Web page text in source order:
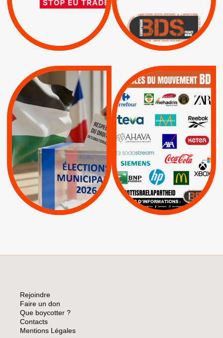
ISRAËL
| Actus Pétitions
| Boycott militaire |
Lettres d'interpellation
MUNICIPALES 2026 :
JE VOTE POUR LE
RESPECT DU DROIT
INTERNATIONAL EN
PALESTINE
APPELS | Actus
Espaces Sans
Apartheid
| Lettres d'interpellation
Pétitions
QUE BOYCOTTER ?
BOYCOTT /
AXA BNP | CAF |
Carrefour | HP |
Keter |
Livres et brochures |
Mehadrin | PUMA
Sodastream |
Visuels, tracts,
affiches,...
Rejoindre
Faire un don
Que boycotter ?
Contacts
Mentions Légales